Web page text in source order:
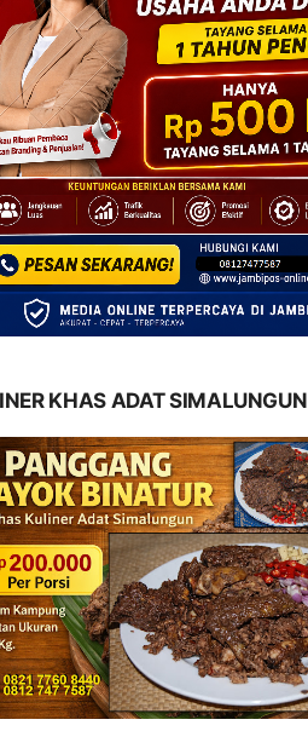
KHAS ADAT SIMALUNGUN